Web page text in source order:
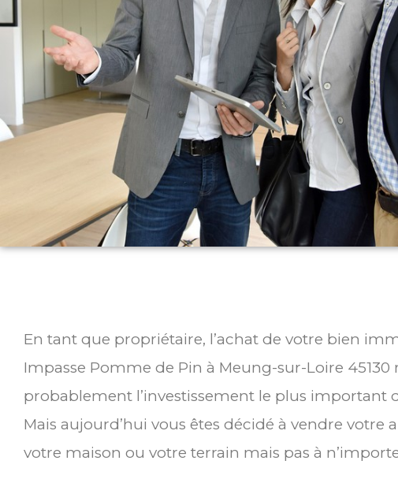
En tant que propriétaire, l’achat de votre bien
Impasse Pomme de Pin à Meung-sur-Loire 45130
probablement l’investissement le plus important
Mais aujourd’hui vous êtes décidé à vendre votre
votre maison ou votre terrain mais pas à